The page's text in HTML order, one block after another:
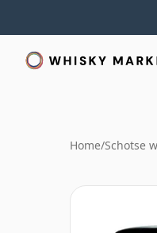
Home/Schotse